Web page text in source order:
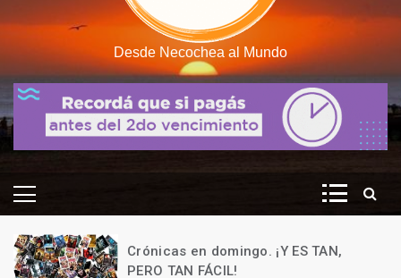
Desde Necochea al Mundo
Crónicas en domingo. ¡Y ES TAN,
PERO TAN FÁCIL!